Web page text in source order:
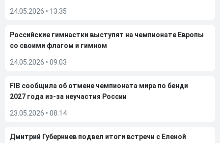
24.05.2026 • 13:35
Российские гимнастки выступят на чемпионате Европы
со своими флагом и гимном
24.05.2026 • 09:03
FIB сообщила об отмене чемпионата мира по бенди
2027 года из-за неучастия России
23.05.2026 • 08:14
Дмитрий Губерниев подвел итоги встречи с Еленой